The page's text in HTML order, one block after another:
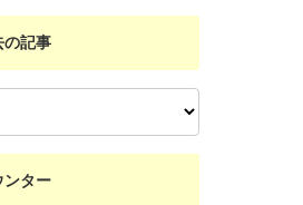
の記事
ンター